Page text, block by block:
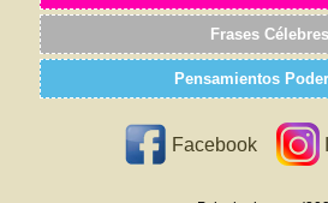
Frases Célebres
Pensamientos
Facebook